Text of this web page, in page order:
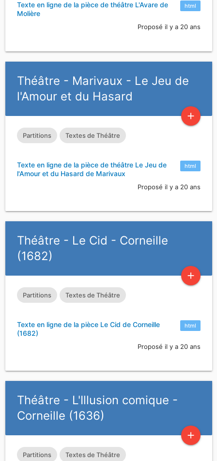
html
Texte en ligne de la pièce de théâtre L'Avare de
Molière
Proposé il y a 20 ans
Théâtre - Marivaux - Le Jeu de
l'Amour et du Hasard
add
Partitions Textes de Théâtre
html
Texte en ligne de la pièce de théâtre Le Jeu de
l'Amour et du Hasard de Marivaux
Proposé il y a 20 ans
Théâtre - Le Cid - Corneille
(1682)
add
Partitions Textes de Théâtre
html
Texte en ligne de la pièce Le Cid de Corneille
(1682)
Proposé il y a 20 ans
Théâtre - L'Illusion comique -
Corneille (1636)
add
Partitions Textes de Théâtre